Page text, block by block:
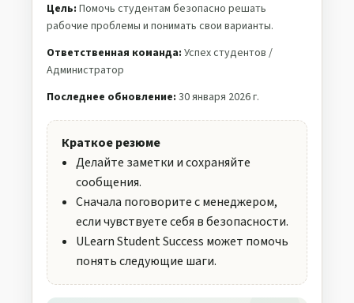
Цель: Помочь студентам безопасно решать
рабочие проблемы и понимать свои варианты.
Ответственная команда: Успех студентов /
Администратор
Последнее обновление: 30 января 2026 г.
Краткое резюме
Делайте заметки и сохраняйте
сообщения.
Сначала поговорите с менеджером,
если чувствуете себя в безопасности.
ULearn Student Success может помочь
понять следующие шаги.